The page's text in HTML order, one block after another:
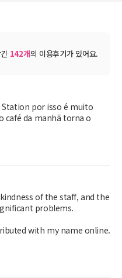
142개의 이용후기가 있어요.
Station por isso é muito
café da manhã torna o
of the staff, and the
problems.
with my name online.